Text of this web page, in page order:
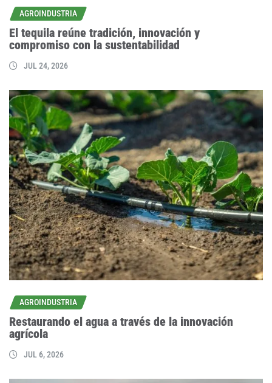
AGROINDUSTRIA
El tequila reúne tradición, innovación y
compromiso con la sustentabilidad
JUL 24, 2026
AGROINDUSTRIA
Restaurando el agua a través de la innovación
agrícola
JUL 6, 2026